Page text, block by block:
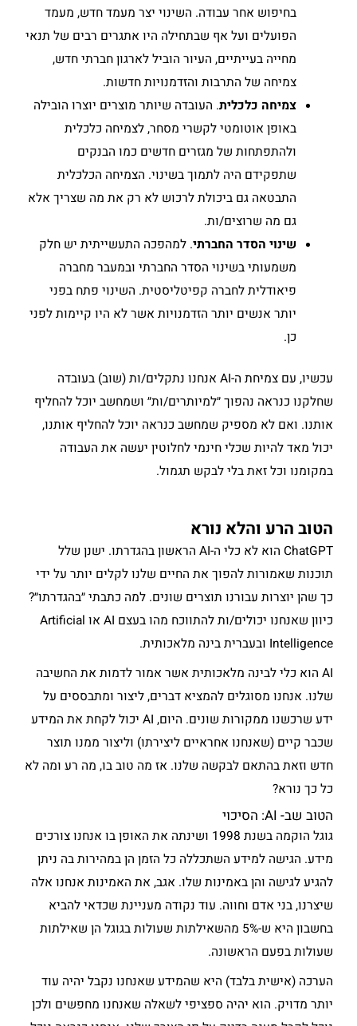
בחיפוש אחר עבודה. השינוי יצר מעמד חדש, מעמד
הפועלים ועל אף שבתחילה היו אתגרים רבים של תנאי
מחייה בעייתיים, העיור הוביל לארגון חברתי חדש,
צמיחה של התרבות והזדמנויות חדשות.
צמיחה כלכלית. העובדה שיותר מוצרים יוצרו הובילה
באופן אוטומטי לקשרי מסחר, לצמיחה כלכלית
ולהתפתחות של מגזרים חדשים כמו הבנקים
שתפקידם היה לתמוך בשינוי. הצמיחה הכלכלית
התבטאה גם ביכולת לרכוש לא רק את מה שצריך אלא
גם מה שרוצים/ות.
שינוי הסדר החברתי. למהפכה התעשייתית יש חלק
משמעותי בשינוי הסדר החברתי ובמעבר מחברה
פיאודלית לחברה קפיטליסטית. השינוי פתח בפני
יותר אנשים יותר הזדמנויות אשר לא היו קיימות לפני
כן.
עכשיו, עם צמיחת ה-AI אנחנו נתקלים/ות (שוב) בעובדה
שחלקנו כנראה נהפוך ״למיותרים/ות״ ושמחשב יוכל להחליף
אותנו. ואם לא מספיק שמחשב כנראה יוכל להחליף אותנו,
יכול מאד להיות שכלי חינמי לחלוטין יעשה את העבודה
במקומנו וכל זאת בלי לבקש תגמול.
הטוב הרע והלא נורא
ChatGPT הוא לא כלי ה-AI הראשון בהגדרתו. ישנן שלל
תוכנות שאמורות להפוך את החיים שלנו לקלים יותר על ידי
כך שהן יוצרות עבורנו תוצרים שונים. למה כתבתי ״בהגדרתו״?
כיוון שאנחנו יכולים/ות להתווכח מהו בעצם AI או Artificial
Intelligence ובעברית בינה מלאכותית.
AI הוא כלי לבינה מלאכותית אשר אמור לדמות את החשיבה
שלנו. אנחנו מסוגלים להמציא דברים, ליצור ומתבססים על
ידע שרכשנו ממקורות שונים. היום, AI יכול לקחת את המידע
שכבר קיים (שאנחנו אחראיים ליצירתו) וליצור ממנו תוצר
חדש וזאת בהתאם לבקשה שלנו. אז מה טוב בו, מה רע ומה לא
כל כך נורא?
הטוב שב- AI: הסיכוי
גוגל הוקמה בשנת 1998 ושינתה את האופן בו אנחנו צורכים
מידע. הגישה למידע השתכללה כל הזמן הן במהירות בה ניתן
להגיע לגישה והן באמינות שלו. אגב, את האמינות אנחנו אלה
שיצרנו, בני אדם וחווה. עוד נקודה מעניינת שכדאי להביא
בחשבון היא ש-5% מהשאילתות שעולות בגוגל הן שאילתות
שעולות בפעם הראשונה.
הערכה (אישית בלבד) היא שהמידע שאנחנו נקבל יהיה עוד
יותר מדויק. הוא יהיה ספציפי לשאלה שאנחנו מחפשים ולכן